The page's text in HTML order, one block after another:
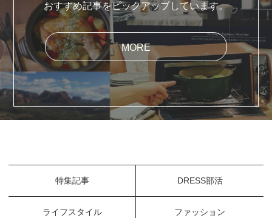
おすすめ記事をピックアップしています。
MORE
特集記事 DRESS部活
ライフスタイル ファッション